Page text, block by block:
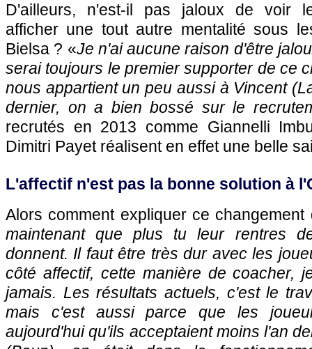
D'ailleurs, n'est-il pas jaloux de voir
afficher une tout autre mentalité sous
Bielsa ? «Je n'ai aucune raison d'être
serai toujours le premier supporter de ce
nous appartient un peu aussi à Vincent
dernier, on a bien bossé sur le
recrutés en 2013 comme Giannelli
Dimitri Payet réalisent en effet une belle
L'affectif n'est pas la bonne solution à
Alors comment expliquer ce
maintenant que plus tu leur rentres
donnent. Il faut être très dur avec les
côté affectif, cette manière de coacher,
jamais. Les résultats actuels, c'est le
mais c'est aussi parce que les
aujourd'hui qu'ils acceptaient moins l'an